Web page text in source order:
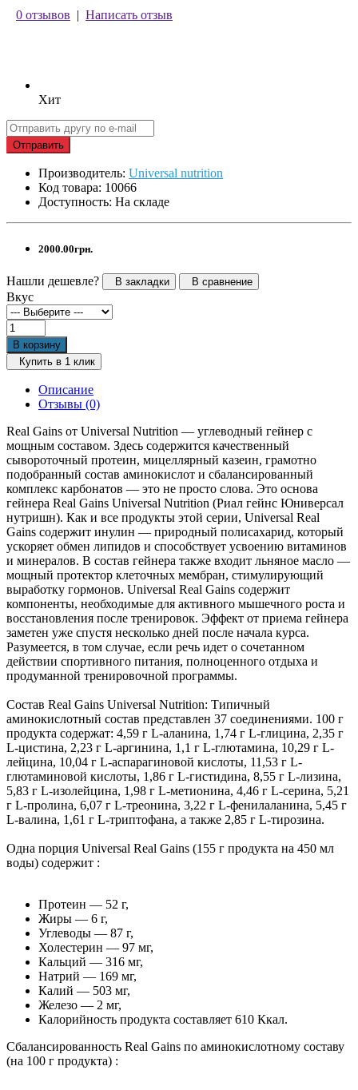
0 отзывов | Написать отзыв
Хит
Отправить
Производитель: Universal nutrition
Код товара: 10066
Доступность: На складе
2000.00грн.
Нашли дешевле? В закладки В сравнение
Вкус
В корзину
Купить в 1 клик
Описание
Отзывы (0)
Real Gains от Universal Nutrition — углеводный гейнер с
мощным составом. Здесь содержится качественный
сывороточный протеин, мицеллярный казеин, грамотно
подобранный состав аминокислот и сбалансированный
комплекс карбонатов — это не просто слова. Это основа
гейнера Real Gains Universal Nutrition (Риал гейнс Юниверсал
нутришн). Как и все продукты этой серии, Universal Real
Gains содержит инулин — природный полисахарид, который
ускоряет обмен липидов и способствует усвоению витаминов
и минералов. В состав гейнера также входит льняное масло —
мощный протектор клеточных мембран, стимулирующий
выработку гормонов. Universal Real Gains содержит
компоненты, необходимые для активного мышечного роста и
восстановления после тренировок. Эффект от приема гейнера
заметен уже спустя несколько дней после начала курса.
Разумеется, в том случае, если речь идет о сочетанном
действии спортивного питания, полноценного отдыха и
продуманной тренировочной программы.
Состав Real Gains Universal Nutrition: Типичный
аминокислотный состав представлен 37 соединениями. 100 г
продукта содержат: 4,59 г L-аланина, 1,74 г L-глицина, 2,35 г
L-цистина, 2,23 г L-аргинина, 1,1 г L-глютамина, 10,29 г L-
лейцина, 10,04 г L-аспарагиновой кислоты, 11,53 г L-
глютаминовой кислоты, 1,86 г L-гистидина, 8,55 г L-лизина,
5,83 г L-изолейцина, 1,98 г L-метионина, 4,46 г L-серина, 5,21
г L-пролина, 6,07 г L-треонина, 3,22 г L-фенилаланина, 5,45 г
L-валина, 1,61 г L-триптофана, а также 2,85 г L-тирозина.
Одна порция Universal Real Gains (155 г продукта на 450 мл
воды) содержит :
Протеин — 52 г,
Жиры — 6 г,
Углеводы — 87 г,
Холестерин — 97 мг,
Кальций — 316 мг,
Натрий — 169 мг,
Калий — 503 мг,
Железо — 2 мг,
Калорийность продукта составляет 610 Ккал.
Сбалансированность Real Gains по аминокислотному составу
(на 100 г продукта) :